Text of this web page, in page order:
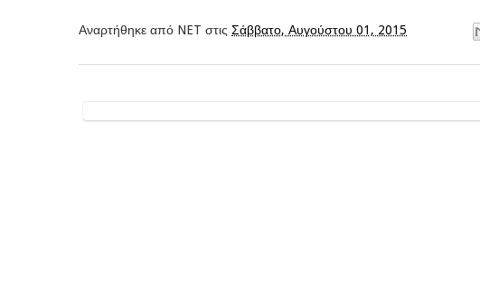
Αναρτήθηκε από NET στις Σάββατο, Αυγούστου 01, 2015